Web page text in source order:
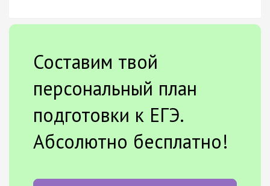
Составим твой
персональный план
подготовки к ЕГЭ.
Абсолютно бесплатно!